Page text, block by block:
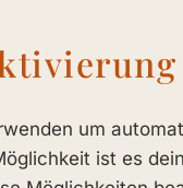
um
ist es